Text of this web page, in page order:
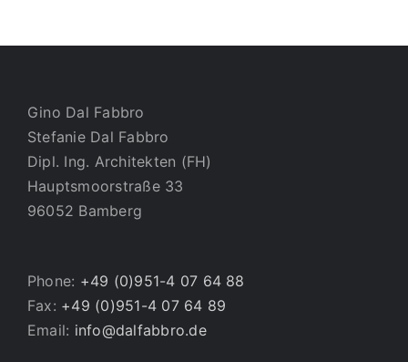
Gino Dal Fabbro
Stefanie Dal Fabbro
Dipl. Ing. Architekten (FH)
Hauptsmoorstraße 33
96052 Bamberg
Phone: +49 (0)951-4 07 64 88
Fax: +49 (0)951-4 07 64 89
Email: info@dalfabbro.de